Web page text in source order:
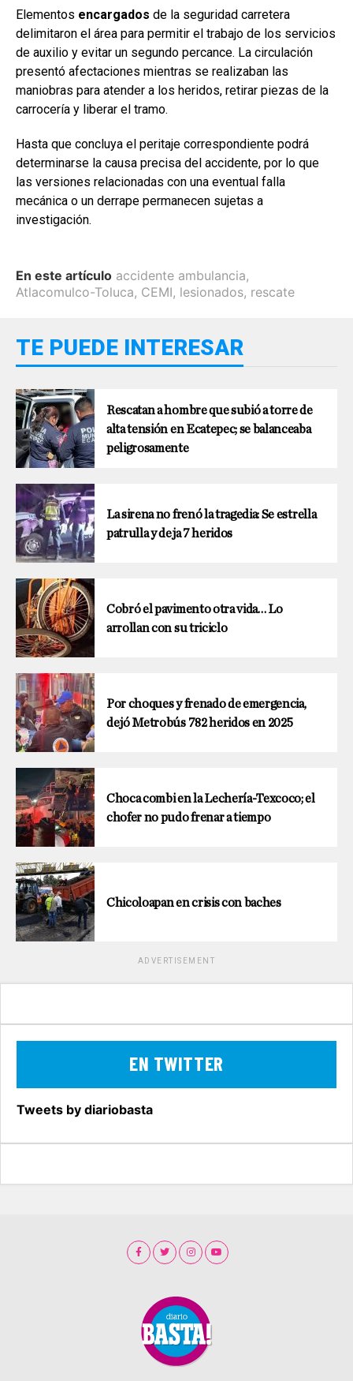
Elementos encargados de la seguridad carretera
delimitaron el área para permitir el trabajo de los servicios
de auxilio y evitar un segundo percance. La circulación
presentó afectaciones mientras se realizaban las
maniobras para atender a los heridos, retirar piezas de la
carrocería y liberar el tramo.
Hasta que concluya el peritaje correspondiente podrá
determinarse la causa precisa del accidente, por lo que
las versiones relacionadas con una eventual falla
mecánica o un derrape permanecen sujetas a
investigación.
En este artículo accidente ambulancia,
Atlacomulco-Toluca, CEMI, lesionados, rescate
TE PUEDE INTERESAR
Rescatan a hombre que subió a torre de
alta tensión en Ecatepec; se balanceaba
peligrosamente
La sirena no frenó la tragedia: Se estrella
patrulla y deja 7 heridos
Cobró el pavimento otra vida… Lo
arrollan con su triciclo
Por choques y frenado de emergencia,
dejó Metrobús 782 heridos en 2025
Choca combi en la Lechería-Texcoco; el
chofer no pudo frenar a tiempo
Chicoloapan en crisis con baches
ADVERTISEMENT
EN TWITTER
Tweets by diariobasta